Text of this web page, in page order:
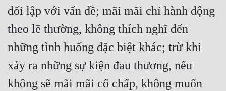
Đẹp
Đẹp Hiệp
Tính Cách Nhân Vật :
đối lập với vấn đề; mãi mãi chỉ hành động
theo lẽ thường, không thích nghĩ đến
những tình huống đặc biệt khác; trừ khi
xảy ra những sự kiện đau thương, nếu
không sẽ mãi mãi cố chấp, không muốn